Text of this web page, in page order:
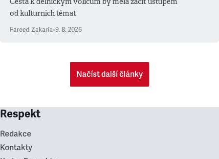
od kulturních témat
Fareed Zakaria•9. 8. 2026
Načíst další články
Respekt
Redakce
Kontakty